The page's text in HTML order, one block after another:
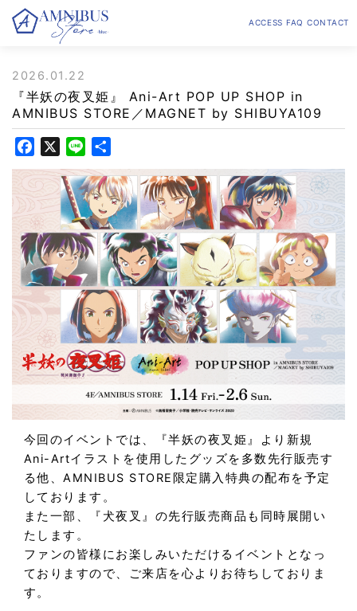
ACCESS FAQ CONTACT
2026.01.22
『半妖の夜叉姫』 Ani-Art POP UP SHOP in
AMNIBUS STORE／MAGNET by SHIBUYA109
a
c
e
b
o
o
k
X
i
n
e
有
今回のイベントでは、『半妖の夜叉姫』より新規
Ani-Artイラストを使用したグッズを多数先行販売す
る他、AMNIBUS STORE限定購入特典の配布を予定
しております。
また一部、『犬夜叉』の先行販売商品も同時展開い
たします。
ファンの皆様にお楽しみいただけるイベントとなっ
ておりますので、ご来店を心よりお待ちしておりま
す。